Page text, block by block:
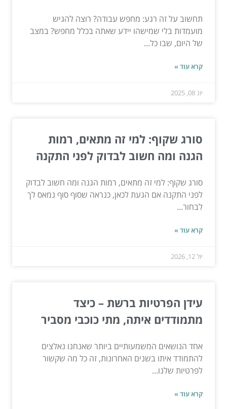
תחשוב על זה רגע: מחפש עבודה? רוצה להגיש
מועמדות בלי שמישהו יידע שאתה בכלל מחפש? במצב
של היום, שבו כל...
קרא עוד »
יונ 08, 2025
סורג שקוף: למי זה מתאים, רמות
הגנה ומה חשוב לבדוק לפני התקנה
סורג שקוף: למי זה מתאים, רמות הגנה ומה חשוב לבדוק
לפני התקנה אם הגעת לכאן, כנראה שסוף סוף נמאס לך
לבחור...
קרא עוד »
יול 12, 2026
עידן הפרטיות ברשת – כיצד
מתמודדים איתה, מתי כוכבי מסביר
אחד הנושאים המשמעותיים ביותר שאנחנו נאלצים
להתמודד איתו בשנים האחרונות, זה כל מה שקשור
לפרטיות שלנו...
קרא עוד »